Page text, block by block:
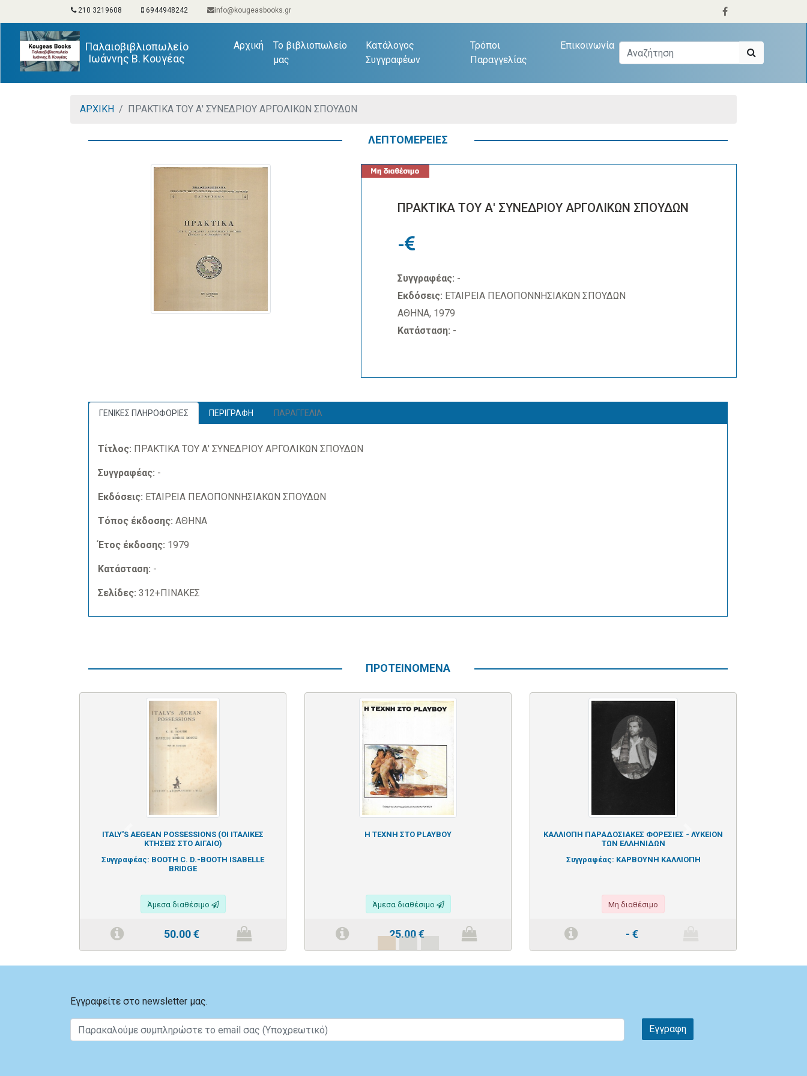
210 3219608 6944948242 info@kougeasbooks.gr
Παλαιοβιβλιοπωλείο
Ιωάννης Β. Κουγέας
Αρχική(current)
Το βιβλιοπωλείο
μας
Κατάλογος
Συγγραφέων
Τρόποι
Παραγγελίας
Επικοινωνία
ΑΡΧΙΚΗ ΠΡΑΚΤΙΚΑ ΤΟΥ Α' ΣΥΝΕΔΡΙΟΥ ΑΡΓΟΛΙΚΩΝ ΣΠΟΥΔΩΝ
ΛΕΠΤΟΜΕΡΕΙΕΣ
ΠΡΑΚΤΙΚΑ ΤΟΥ Α' ΣΥΝΕΔΡΙΟΥ ΑΡΓΟΛΙΚΩΝ ΣΠΟΥΔΩΝ
-
Συγγραφέας: -
Εκδόσεις: ΕΤΑΙΡΕΙΑ ΠΕΛΟΠΟΝΝΗΣΙΑΚΩΝ ΣΠΟΥΔΩΝ
ΑΘΗΝΑ, 1979
Κατάσταση: -
ΓΕΝΙΚΕΣ ΠΛΗΡΟΦΟΡΙΕΣ ΠΕΡΙΓΡΑΦΗ ΠΑΡΑΓΓΕΛΙΑ
Τίτλος: ΠΡΑΚΤΙΚΑ ΤΟΥ Α' ΣΥΝΕΔΡΙΟΥ ΑΡΓΟΛΙΚΩΝ ΣΠΟΥΔΩΝ
Συγγραφέας: -
Εκδόσεις: ΕΤΑΙΡΕΙΑ ΠΕΛΟΠΟΝΝΗΣΙΑΚΩΝ ΣΠΟΥΔΩΝ
Τόπος έκδοσης: ΑΘΗΝΑ
Έτος έκδοσης: 1979
Κατάσταση: -
Σελίδες: 312+ΠΙΝΑΚΕΣ
ΠΡΟΤΕΙΝΟΜΕΝΑ
ITALY'S AEGEAN POSSESSIONS (ΟΙ ΙΤΑΛΙΚΕΣ
ΚΤΗΣΕΙΣ ΣΤΟ ΑΙΓΑΙΟ)
Συγγραφέας: BOOTH C. D.-BOOTH ISABELLE
BRIDGE
Άμεσα διαθέσιμο
50.00€
Η ΤΕΧΝΗ ΣΤΟ PLAYBOY
Άμεσα διαθέσιμο
25.00€
ΚΑΛΛΙΟΠΗ ΠΑΡΑΔΟΣΙΑΚΕΣ ΦΟΡΕΣΙΕΣ - ΛΥΚΕΙΟΝ
ΤΩΝ ΕΛΛΗΝΙΔΩΝ
Συγγραφέας: ΚΑΡΒΟΥΝΗ ΚΑΛΛΙΟΠΗ
Μη διαθέσιμο
- €
Previous Next
Εγγραφείτε στο newsletter μας.
Εγγραφη